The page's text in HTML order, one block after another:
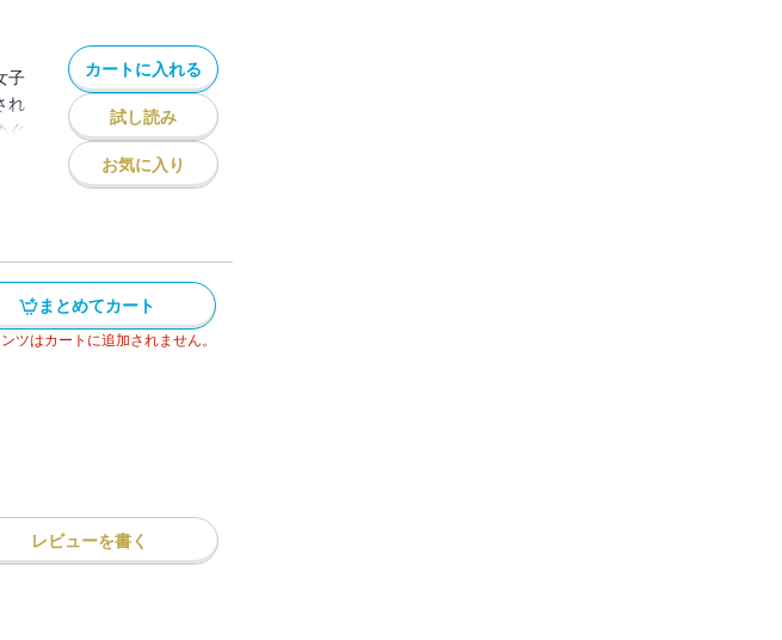
子
れ
ぐ
カートに入れる
試し読み
お気に入り
まとめてカート
ツはカートに追加されません。
レビューを書く